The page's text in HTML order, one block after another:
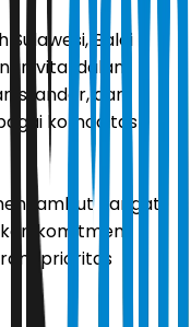
Balai
vital dalam
standar, dan
komoditas
hangat
komitmen
prioritas